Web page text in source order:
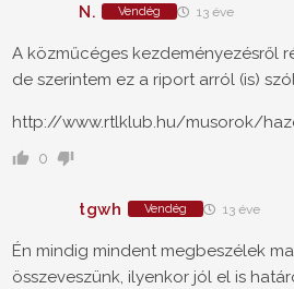
N. Vendég 13 éve
A közműcéges kezdeményezésről
de szerintem ez a riport arról (is)
http://www.rtlklub.hu/musorok/
0
tgwh Vendég 13 éve
Én mindig mindent megbeszélek
összeveszünk, ilyenkor jól el is